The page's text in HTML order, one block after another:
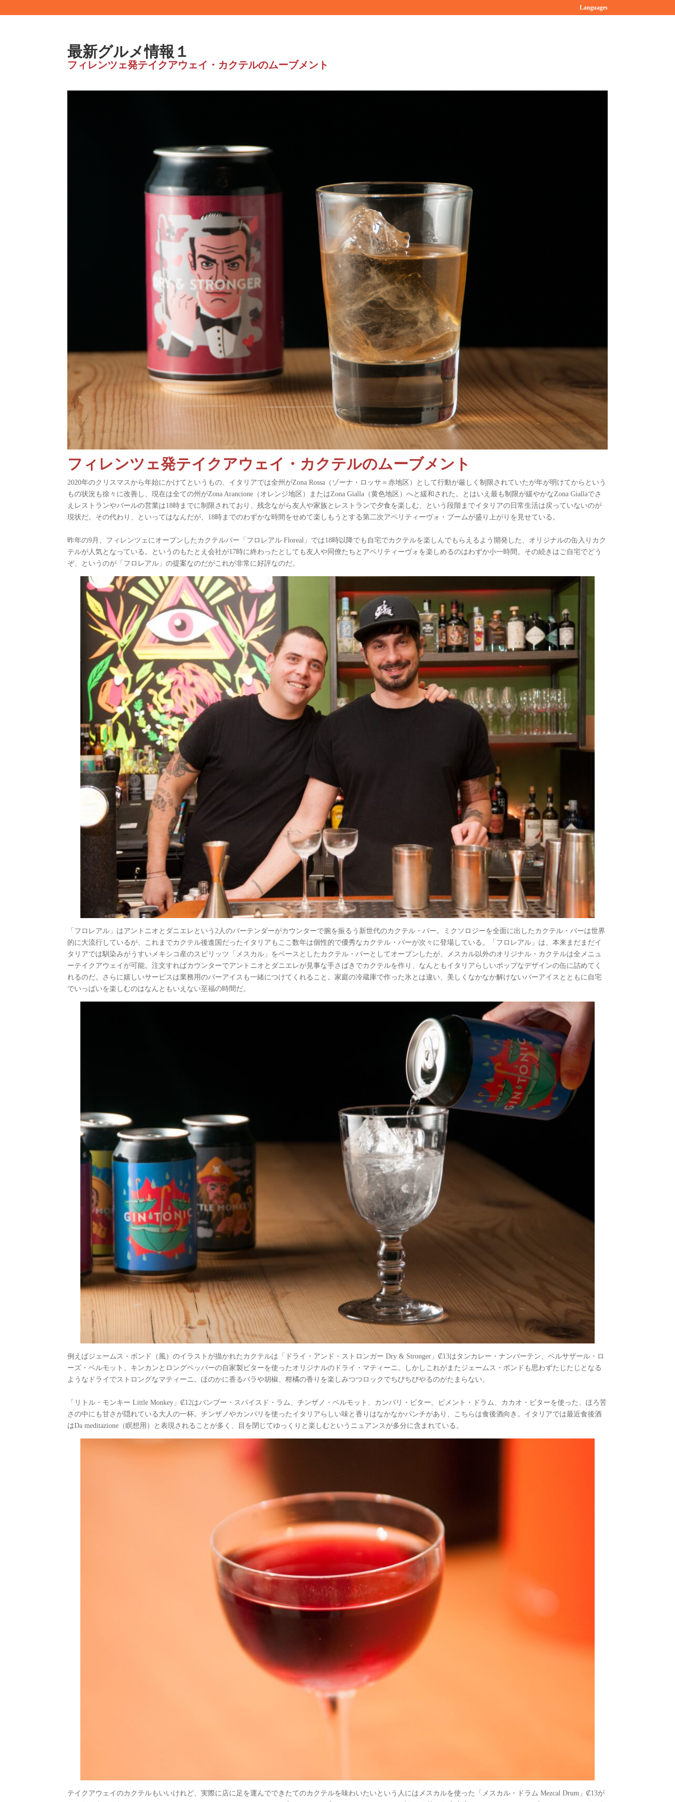
Languages
最新グルメ情報１
フィレンツェ発テイクアウェイ・カクテルのムーブメント
フィレンツェ発テイクアウェイ・カクテルのムーブメント
2020年のクリスマスから年始にかけてというもの、イタリアでは全州がZona Rossa（ゾーナ・ロッサ＝赤地区）として行動が厳しく制限されていたが年が明けてからという
もの状況も徐々に改善し、現在は全ての州がZona Arancione（オレンジ地区）またはZona Gialla（黄色地区）へと緩和された。とはいえ最も制限が緩やかなZona Giallaでさ
えレストランやバールの営業は18時までに制限されており、残念ながら友人や家族とレストランで夕食を楽しむ、という段階までイタリアの日常生活は戻っていないのが
現状だ。その代わり、といってはなんだが、18時までのわずかな時間をせめて楽しもうとする第二次アペリティーヴォ・ブームが盛り上がりを見せている。
昨年の9月、フィレンツェにオープンしたカクテルバー「フロレアル Floreal」では18時以降でも自宅でカクテルを楽しんでもらえるよう開発した、オリジナルの缶入りカク
テルが人気となっている。というのもたとえ会社が17時に終わったとしても友人や同僚たちとアペリティーヴォを楽しめるのはわずか小一時間。その続きはご自宅でどう
ぞ、というのが「フロレアル」の提案なのだがこれが非常に好評なのだ。
「フロレアル」はアントニオとダニエレという2人のバーテンダーがカウンターで腕を振るう新世代のカクテル・バー。ミクソロジーを全面に出したカクテル・バーは世界
的に大流行しているが、これまでカクテル後進国だったイタリアもここ数年は個性的で優秀なカクテル・バーが次々に登場している。「フロレアル」は、本来まだまだイ
タリアでは馴染みがうすいメキシコ産のスピリッツ「メスカル」をベースとしたカクテル・バーとしてオープンしたが、メスカル以外のオリジナル・カクテルは全メニュ
ーテイクアウェイが可能。注文すればカウンターでアントニオとダニエレが見事な手さばきでカクテルを作り、なんともイタリアらしいポップなデザインの缶に詰めてく
れるのだ。さらに嬉しいサービスは業務用のバーアイスも一緒につけてくれること。家庭の冷蔵庫で作った氷とは違い、美しくなかなか解けないバーアイスとともに自宅
でいっぱいを楽しむのはなんともいえない至福の時間だ。
例えばジェームス・ボンド（風）のイラストが描かれたカクテルは「ドライ・アンド・ストロンガー Dry & Stronger」₡13はタンカレー・ナンバーテン、ベルサザール・ロ
ーズ・ベルモット、キンカンとロングペッパーの自家製ビターを使ったオリジナルのドライ・マティーニ。しかしこれがまたジェームス・ボンドも思わずたじたじとなる
ようなドライでストロングなマティーニ。ほのかに香るバラや胡椒、柑橘の香りを楽しみつつロックでちびちびやるのがたまらない。
「リトル・モンキー Little Monkey」₡12はバンブー・スパイスド・ラム、チンザノ・ベルモット、カンパリ・ビター、ピメント・ドラム、カカオ・ビターを使った、ほろ苦
さの中にも甘さが隠れている大人の一杯。チンザノやカンパリを使ったイタリアらしい味と香りはなかなかパンチがあり、こちらは食後酒向き。イタリアでは最近食後酒
はDa meditazione（瞑想用）と表現されることが多く、目を閉じてゆっくりと楽しむというニュアンスが多分に含まれている。
テイクアウェイのカクテルもいいけれど、実際に店に足を運んでできたてのカクテルを味わいたいという人にはメスカルを使った「メスカル・ドラム Mezcal Drum」₡13が